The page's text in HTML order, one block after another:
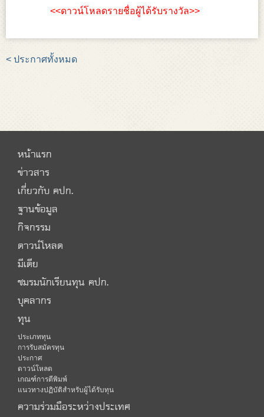
<<ดาวน์โหลดรายชื่อผู้ได้รับรางวัล>>
< ประกาศทั้งหมด
หน้าแรก
ข่าวสาร
เกี่ยวกับ คปก.
ฐานข้อมูล
กิจกรรม
ดาวน์โหลด
มีเดีย
ชมรมนักเรียนทุน คปก.
บุคลากร
ทุน
ประเภททุน
การรับสมัครทุน
ประกาศ
ดาวน์โหลด
เกณฑ์การตีพิมพ์
แนวทางปฏิบัติสำหรับผู้ได้รับทุน
ความร่วมมือระหว่างประเทศ